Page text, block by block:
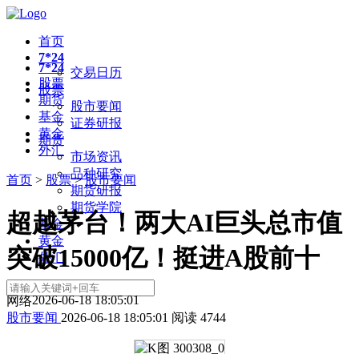
首页
7*24
交易日历
股票
股市要闻
证券研报
期货
市场资讯
品种研究
期货研报
期货学院
基金
黄金
外汇
7*24
股票
期货
基金
黄金
外汇
首页 > 股票>股市要闻
超越茅台！两大AI巨头总市值
突破15000亿！挺进A股前十
网络2026-06-18 18:05:01
股市要闻 2026-06-18 18:05:01 阅读 4744